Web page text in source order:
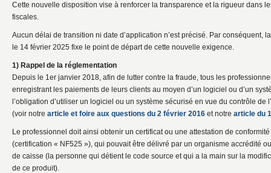
Cette nouvelle disposition vise à renforcer la transparence et la rigueur dans
fiscales.
Aucun délai de transition ni date d’application n’est précisé. Par conséquent,
le 14 février 2025 fixe le point de départ de cette nouvelle exigence.
1) Rappel de la réglementation
Depuis le 1er janvier 2018, afin de lutter contre la fraude, tous les
enregistrant les paiements de leurs clients au moyen d’un logiciel ou d’un
l’obligation d’utiliser un logiciel ou un système sécurisé en vue du contrôle de
(voir notre article et foire aux questions du 2 février 2016 et notre article du
Le professionnel doit ainsi obtenir un certificat ou une attestation de conformité
(certification « NF525 »), qui pouvait être délivré par un organisme accrédité
de caisse (la personne qui détient le code source et qui a la main sur la
de ce produit).